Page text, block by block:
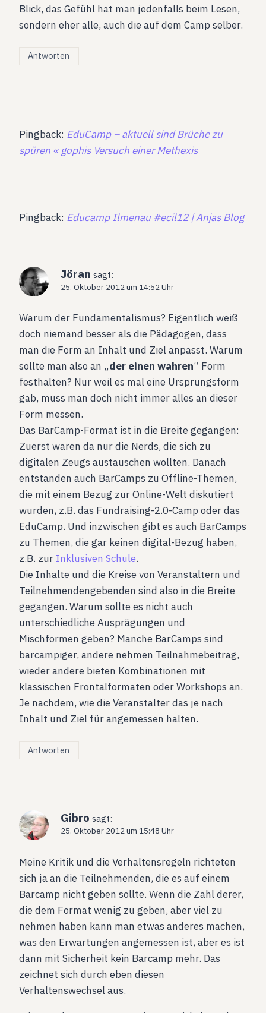
Blick, das Gefühl hat man jedenfalls beim Lesen,
sondern eher alle, auch die auf dem Camp selber.
Antworten
Pingback: EduCamp – aktuell sind Brüche zu
spüren « gophis Versuch einer Methexis
Pingback: Educamp Ilmenau #ecil12 | Anjas Blog
Jöran sagt:
25. Oktober 2012 um 14:52 Uhr
Warum der Fundamentalismus? Eigentlich weiß
doch niemand besser als die Pädagogen, dass
man die Form an Inhalt und Ziel anpasst. Warum
sollte man also an „der einen wahren“ Form
festhalten? Nur weil es mal eine Ursprungsform
gab, muss man doch nicht immer alles an dieser
Form messen.
Das BarCamp-Format ist in die Breite gegangen:
Zuerst waren da nur die Nerds, die sich zu
digitalen Zeugs austauschen wollten. Danach
entstanden auch BarCamps zu Offline-Themen,
die mit einem Bezug zur Online-Welt diskutiert
wurden, z.B. das Fundraising-2.0-Camp oder das
EduCamp. Und inzwischen gibt es auch BarCamps
zu Themen, die gar keinen digital-Bezug haben,
z.B. zur Inklusiven Schule.
Die Inhalte und die Kreise von Veranstaltern und
Teilnehmendengebenden sind also in die Breite
gegangen. Warum sollte es nicht auch
unterschiedliche Ausprägungen und
Mischformen geben? Manche BarCamps sind
barcampiger, andere nehmen Teilnahmebeitrag,
wieder andere bieten Kombinationen mit
klassischen Frontalformaten oder Workshops an.
Je nachdem, wie die Veranstalter das je nach
Inhalt und Ziel für angemessen halten.
Antworten
Gibro sagt:
25. Oktober 2012 um 15:48 Uhr
Meine Kritik und die Verhaltensregeln richteten
sich ja an die Teilnehmenden, die es auf einem
Barcamp nicht geben sollte. Wenn die Zahl derer,
die dem Format wenig zu geben, aber viel zu
nehmen haben kann man etwas anderes machen,
was den Erwartungen angemessen ist, aber es ist
dann mit Sicherheit kein Barcamp mehr. Das
zeichnet sich durch eben diesen
Verhaltenswechsel aus.